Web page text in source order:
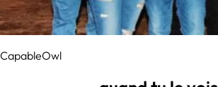
CapableOwl